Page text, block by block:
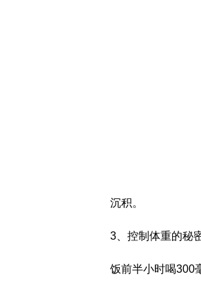
沉积。
3、控制体重的秘
饭前半小时喝300